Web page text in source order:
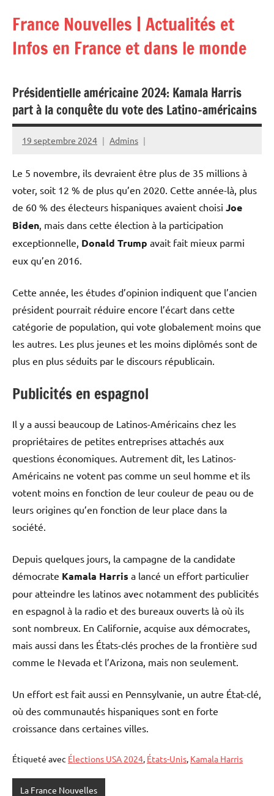
contenu
France Nouvelles | Actualités et
Infos en France et dans le monde
Présidentielle américaine 2024: Kamala Harris
part à la conquête du vote des Latino-américains
19 septembre 2024 Admins
Le 5 novembre, ils devraient être plus de 35 millions à
voter, soit 12 % de plus qu’en 2020. Cette année-là, plus
de 60 % des électeurs hispaniques avaient choisi Joe
Biden, mais dans cette élection à la participation
exceptionnelle, Donald Trump avait fait mieux parmi
eux qu’en 2016.
Cette année, les études d’opinion indiquent que l’ancien
président pourrait réduire encore l’écart dans cette
catégorie de population, qui vote globalement moins que
les autres. Les plus jeunes et les moins diplômés sont de
plus en plus séduits par le discours républicain.
Publicités en espagnol
Il y a aussi beaucoup de Latinos-Américains chez les
propriétaires de petites entreprises attachés aux
questions économiques. Autrement dit, les Latinos-
Américains ne votent pas comme un seul homme et ils
votent moins en fonction de leur couleur de peau ou de
leurs origines qu’en fonction de leur place dans la
société.
Depuis quelques jours, la campagne de la candidate
démocrate Kamala Harris a lancé un effort particulier
pour atteindre les latinos avec notamment des publicités
en espagnol à la radio et des bureaux ouverts là où ils
sont nombreux. En Californie, acquise aux démocrates,
mais aussi dans les États-clés proches de la frontière sud
comme le Nevada et l’Arizona, mais non seulement.
Un effort est fait aussi en Pennsylvanie, un autre État-clé,
où des communautés hispaniques sont en forte
croissance dans certaines villes.
Étiqueté avec Élections USA 2024, États-Unis, Kamala Harris
La France Nouvelles